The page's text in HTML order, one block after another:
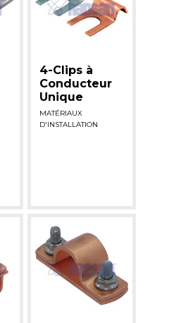
4-Clips à
Conducteur
Unique
MATÉRIAUX
D'INSTALLATION